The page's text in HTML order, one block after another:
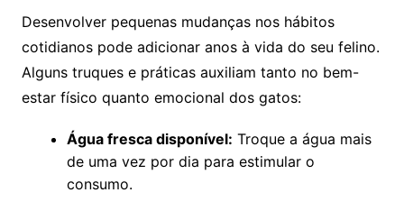
Desenvolver pequenas mudanças nos hábitos
cotidianos pode adicionar anos à vida do seu felino.
Alguns truques e práticas auxiliam tanto no bem-
estar físico quanto emocional dos gatos:
Água fresca disponível: Troque a água mais
de uma vez por dia para estimular o
consumo.